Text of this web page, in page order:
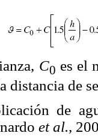
C0 es el
distancia de
de
et al.,